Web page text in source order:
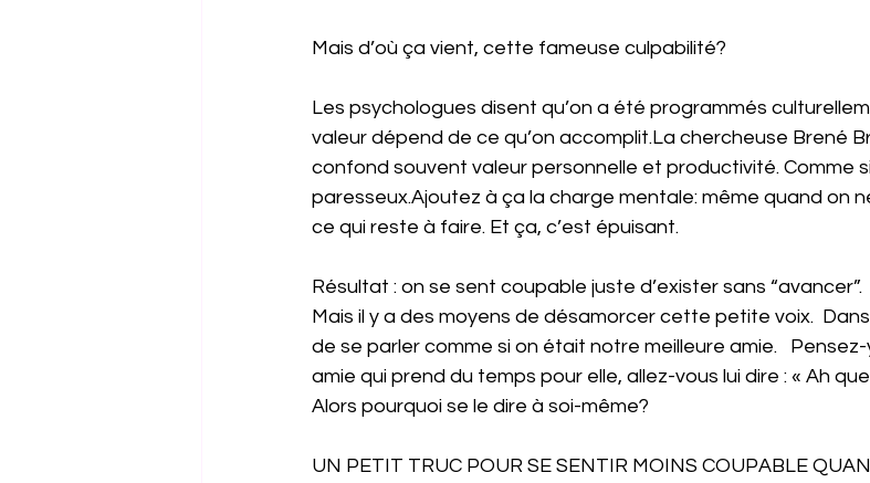
Mais d’où ça vient, cette fameuse culpabilité?
Les psychologues disent qu’on a été programmés
valeur dépend de ce qu’on accomplit.La chercheuse Brené
confond souvent valeur personnelle et productivité. Comme
paresseux.Ajoutez à ça la charge mentale: même quand on
ce qui reste à faire. Et ça, c’est épuisant.
Résultat : on se sent coupable juste d’exister sans “avancer”.
Mais il y a des moyens de désamorcer cette petite voix.
de se parler comme si on était notre meilleure amie.
amie qui prend du temps pour elle, allez-vous lui dire : « Ah
Alors pourquoi se le dire à soi-même?
UN PETIT TRUC POUR SE SENTIR MOINS COUPABLE